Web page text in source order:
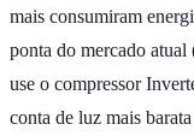
mais consumiram
ponta do mercado
use o compressor
conta de luz mais